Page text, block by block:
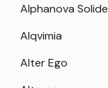
Alphanova Solide
Alqvimia
Alter Ego